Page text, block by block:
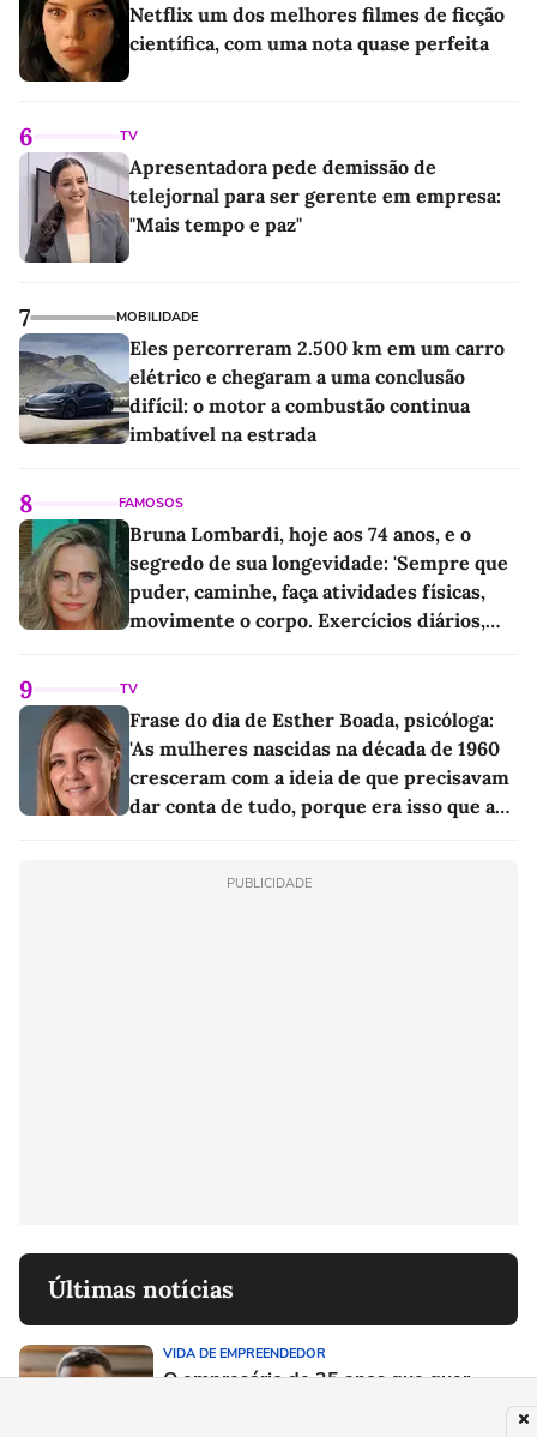
Netflix um dos melhores filmes de ficção
científica, com uma nota quase perfeita
6 TV
Apresentadora pede demissão de
telejornal para ser gerente em empresa:
"Mais tempo e paz"
7 MOBILIDADE
Eles percorreram 2.500 km em um carro
elétrico e chegaram a uma conclusão
difícil: o motor a combustão continua
imbatível na estrada
8 FAMOSOS
Bruna Lombardi, hoje aos 74 anos, e o
segredo de sua longevidade: 'Sempre que
puder, caminhe, faça atividades físicas,
movimente o corpo. Exercícios diários,
9 TV
Frase do dia de Esther Boada, psicóloga:
'As mulheres nascidas na década de 1960
cresceram com a ideia de que precisavam
dar conta de tudo, porque era isso que a
PUBLICIDADE
Últimas notícias
VIDA DE EMPREENDEDOR
O empresário de 25 anos que quer